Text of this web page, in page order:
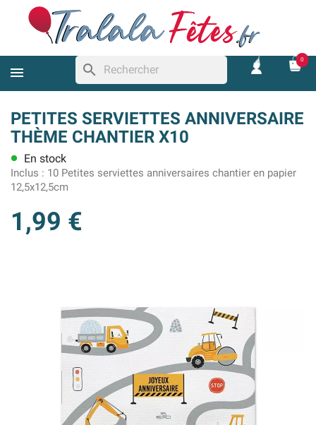
search
0
PETITES SERVIETTES ANNIVERSAIRE
THÈME CHANTIER X10
lens En stock
Inclus : 10 Petites serviettes anniversaires chantier en papier
12,5x12,5cm
1,99 €